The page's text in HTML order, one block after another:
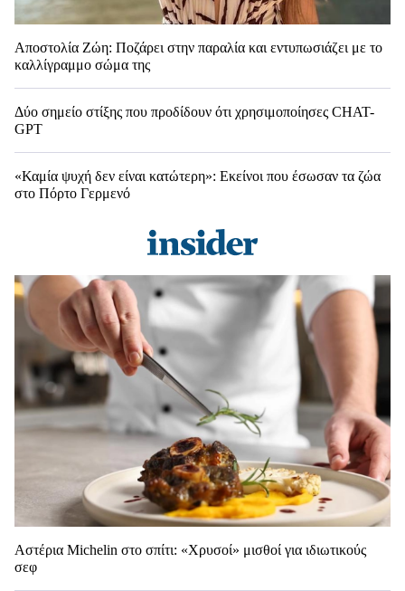
Αποστολία Ζώη: Ποζάρει στην παραλία και εντυπωσιάζει με το
καλλίγραμμο σώμα της
Δύο σημείο στίξης που προδίδουν ότι χρησιμοποίησες CHAT-
GPT
«Καμία ψυχή δεν είναι κατώτερη»: Εκείνοι που έσωσαν τα ζώα
στο Πόρτο Γερμενό
Αστέρια Michelin στο σπίτι: «Χρυσοί» μισθοί για ιδιωτικούς
σεφ